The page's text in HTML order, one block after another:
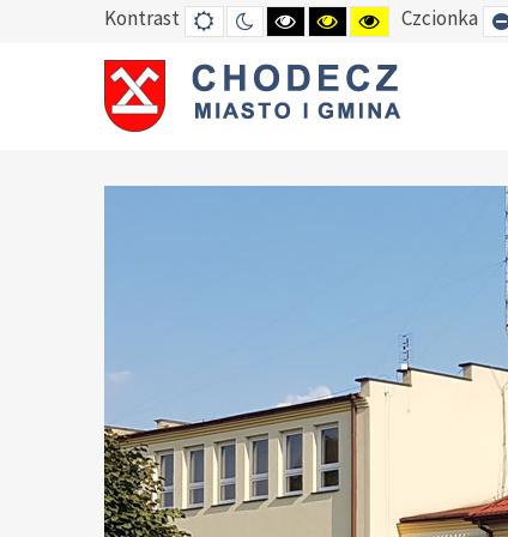
Kontrast DEFAULT
MODE
TRYB
NOCNY
HIGH
CONTRAST
BLACK
WHITE
MODE
HIGH
CONTRAST
BLACK
YELLOW
MODE
HIGH
CONTRAST
YELLOW
BLACK
MODE
Czcionka